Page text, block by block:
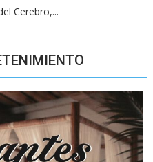
Cerebro,...